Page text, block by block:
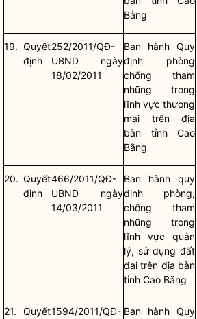
Bằng
19. Quyết
định
252/2011/QĐ-
UBND ngày
18/02/2011
Ban hành Quy
định phòng
chống tham
nhũng trong
lĩnh vực thương
mại trên địa
bàn tỉnh Cao
Bằng
20. Quyết
định
466/2011/QĐ-
UBND ngày
14/03/2011
Ban hành quy
định phòng,
chống tham
nhũng trong
lĩnh vực quản
lý, sử dụng đất
đai trên địa bàn
tỉnh Cao Bằng
21.
Quyết1594/2011/QĐ- Ban hành Quy